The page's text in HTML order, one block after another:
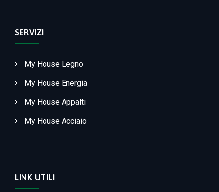
SERVIZI
My House Legno
My House Energia
My House Appalti
My House Acciaio
LINK UTILI